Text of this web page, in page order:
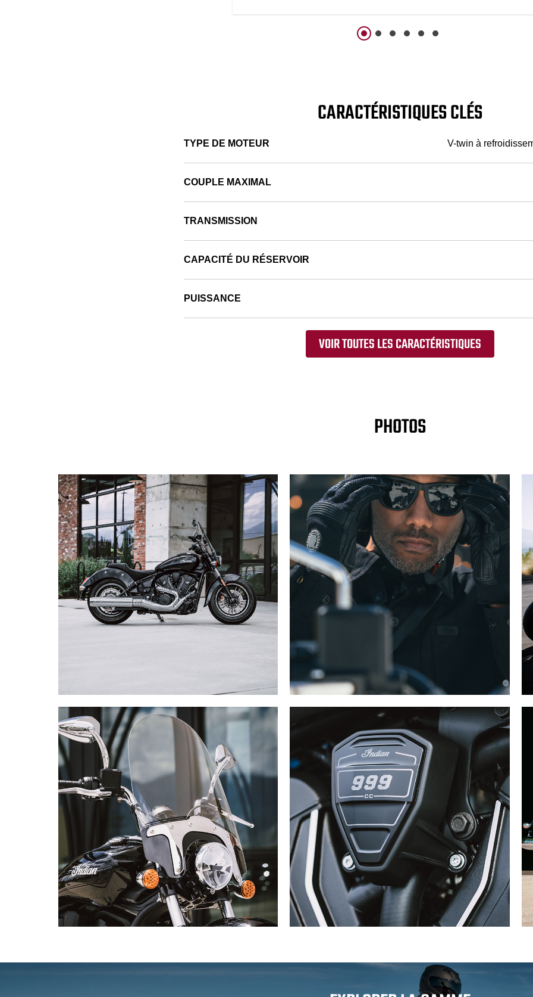
CARACTÉRISTIQUES CLÉS
TYPE DE MOTEUR V-twin à
COUPLE MAXIMAL
TRANSMISSION
CAPACITÉ DU RÉSERVOIR
PUISSANCE
VOIR TOUTES LES CARACTÉRISTIQUES
PHOTOS